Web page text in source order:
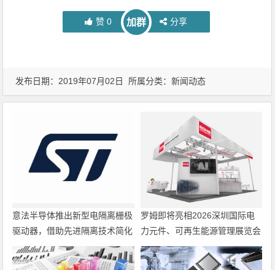
赞 0 加群 分享
发布日期：2019年07月02日 所属分类：新闻动态
意法半导体推出新型电隔离栅极
驱动器，借助先进隔离技术简化
电源设计
罗姆即将亮相2026深圳国际电
力元件、可再生能源管理展览会
暨研讨会